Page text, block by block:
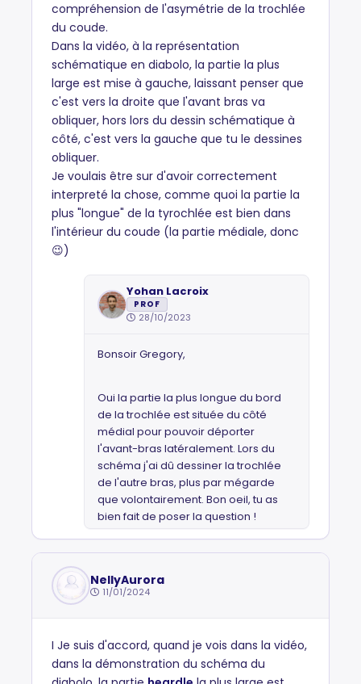
compréhension de l'asymétrie de la trochlée
du coude.
Dans la vidéo, à la représentation
schématique en diabolo, la partie la plus
large est mise à gauche, laissant penser que
c'est vers la droite que l'avant bras va
obliquer, hors lors du dessin schématique à
côté, c'est vers la gauche que tu le dessines
obliquer.
Je voulais être sur d'avoir correctement
interpreté la chose, comme quoi la partie la
plus "longue" de la tyrochlée est bien dans
l'intérieur du coude (la partie médiale, donc
😉)
Yohan Lacroix
PROF
28/10/2023
Bonsoir Gregory,
Oui la partie la plus longue du bord
de la trochlée est située du côté
médial pour pouvoir déporter
l'avant-bras latéralement. Lors du
schéma j'ai dû dessiner la trochlée
de l'autre bras, plus par mégarde
que volontairement. Bon oeil, tu as
bien fait de poser la question !
NellyAurora
11/01/2024
I Je suis d'accord, quand je vois dans la vidéo,
dans la démonstration du schéma du